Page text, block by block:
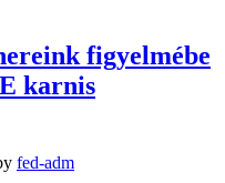
figyelmébe
karnis
fed-adm